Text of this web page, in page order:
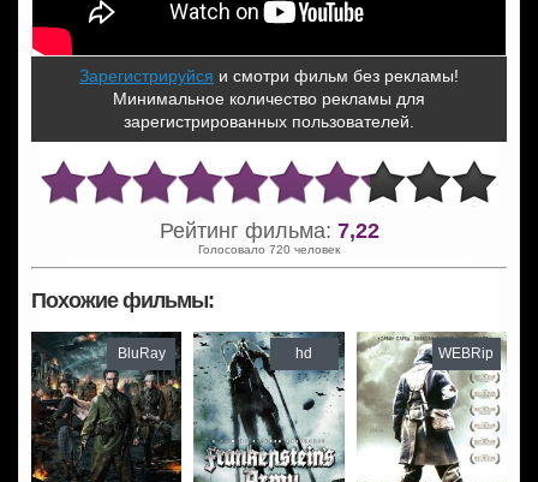
Зарегистрируйся и смотри фильм без рекламы!
Минимальное количество рекламы для
зарегистрированных пользователей.
Рейтинг фильма: 7,22
Голосовало 720 человек
Похожие фильмы:
BluRay hd WEBRip